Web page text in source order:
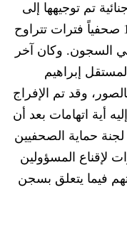
جنائية تم توجيهها إلى
، وقد أمضى ما لا يقل عن 14 صحفياً فترات تتراوح
السجون. وكان آخر
إ براهيم
وقد تم الإفراج
أية اتهامات بعد أن
لإقناع المسؤولين
فيما يتعلق بسجن